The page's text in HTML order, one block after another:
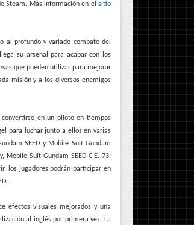
Steam. Más información en el sitio
al profundo y variado combate del
su arsenal para acabar con los
que pueden utilizar para mejorar
misión y a los diversos enemigos
en un piloto en tiempos
para luchar junto a ellos en varias
SEED y Mobile Suit Gundam
Mobile Suit Gundam SEED C.E. 73:
los jugadores podrán participar en
efectos visuales mejorados y una
al inglés por primera vez. La